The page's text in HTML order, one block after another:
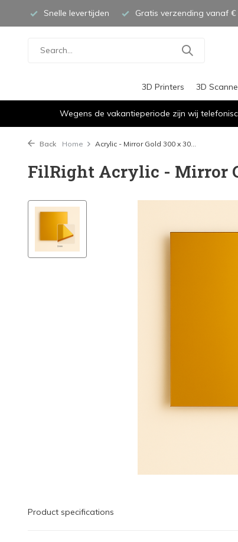
Snelle levertijden Gratis verzending vanaf €
3D Printers 3D
Wegens de vakantieperiode zijn wij
Back Home Acrylic - Mirror Gold 300 x 30...
FilRight Acrylic - Mirror
Product specifications